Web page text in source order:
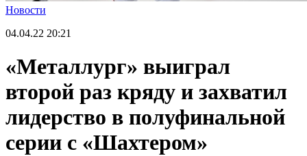
Новости
04.04.22 20:21
«Металлург» выиграл
второй раз кряду и захватил
лидерство в полуфинальной
серии с «Шахтером»